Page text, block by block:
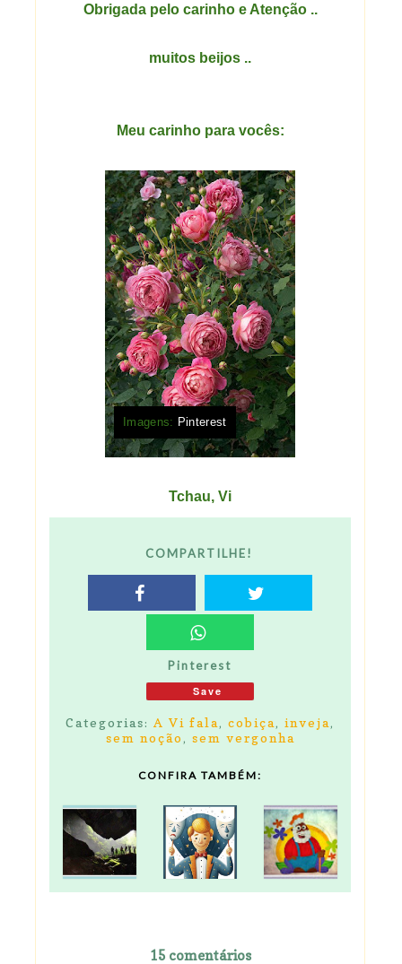
Obrigada pelo carinho e Atenção ..
muitos beijos ..
Meu carinho para vocês:
Imagens: Pinterest
Tchau, Vi
COMPARTILHE!
Pinterest
Save
Categorias: A Vi fala, cobiça, inveja,
sem noção , sem vergonha
CONFIRA TAMBÉM:
15 comentários